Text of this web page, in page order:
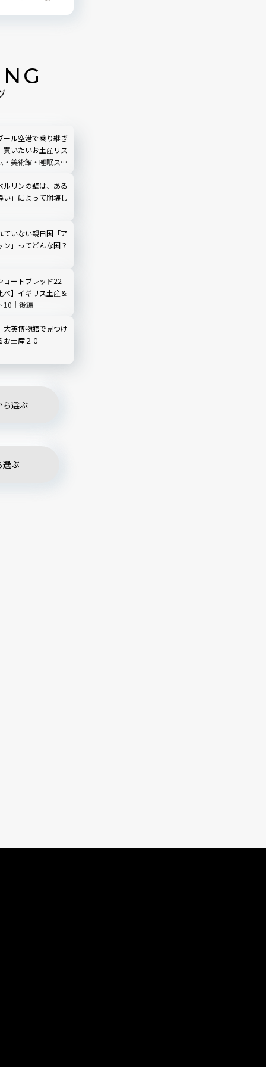
ール空港で乗り継ぎ
買いたいお土産リス
・美術館・睡眠スポ
ルリンの壁は、ある
い」によって崩壊し
ていない親日国「ア
ン」ってどんな国？
ョートブレッド22
べ】イギリス土産＆
10｜後編
大英博物館で見つけ
お土産２０
ら選ぶ
選ぶ